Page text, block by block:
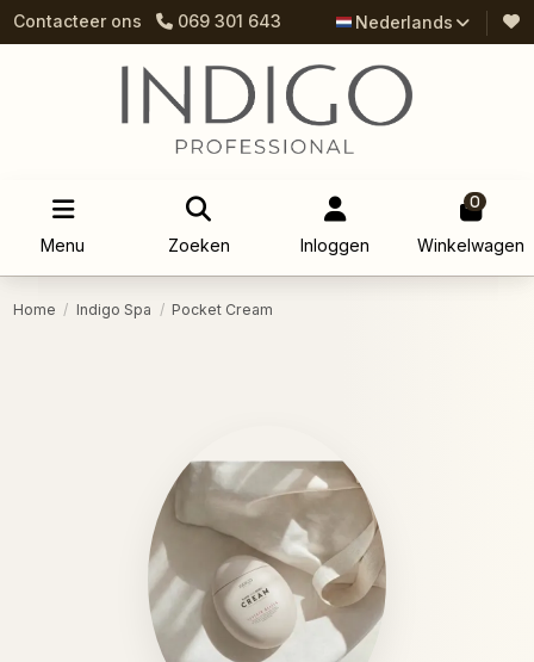
Contacteer ons 069 301 643 Nederlands
Menu Zoeken Inloggen
0
Winkelwagen
Home Indigo Spa Pocket Cream